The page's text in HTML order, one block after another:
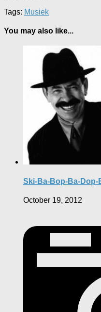
Tags: Musiek
You may also like...
Ski-Ba-Bop-Ba-
October 19, 2012